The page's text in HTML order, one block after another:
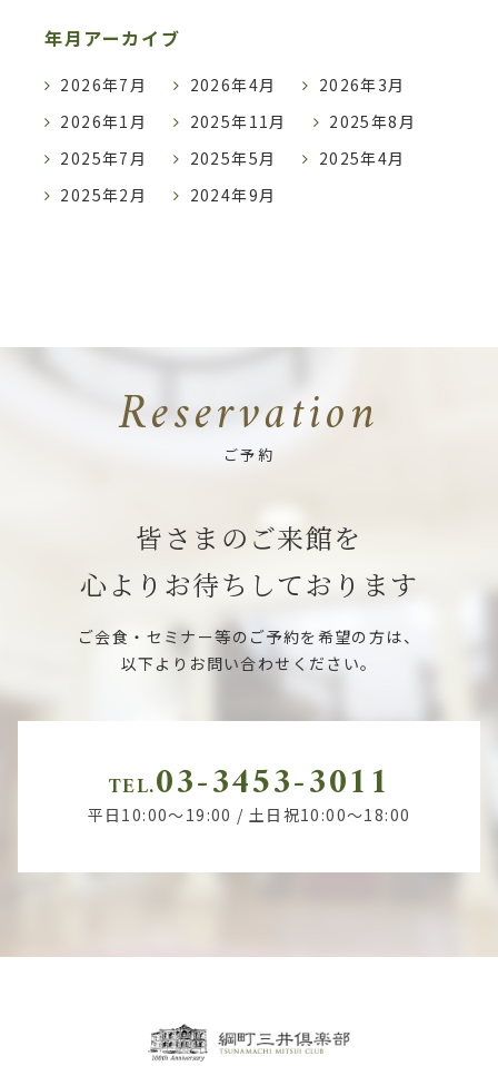
年月アーカイブ
2026年7月 2026年4月
2026年3月
2026年1月
2025年11月
2025年8月
2025年7月
2025年5月
2025年4月
2025年2月
2024年9月
Reservation
ご予約
皆さまのご来館を
心よりお待ちしております
ご会食・セミナー等のご予約を希望の方は、
以下よりお問い合わせください。
TEL.03-3453-3011
平日10:00～19:00 / 土日祝10:00～18:00